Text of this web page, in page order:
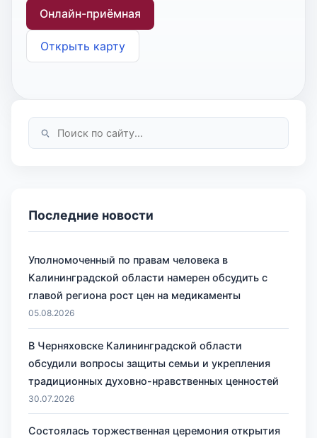
Онлайн-приёмная
Открыть карту
Последние новости
Уполномоченный по правам человека в
Калининградской области намерен обсудить с
главой региона рост цен на медикаменты
05.08.2026
В Черняховске Калининградской области
обсудили вопросы защиты семьи и укрепления
традиционных духовно-нравственных ценностей
30.07.2026
Состоялась торжественная церемония открытия